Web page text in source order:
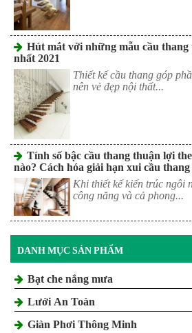
Hút mắt với những mẫu cầu thang
nhất 2021
Thiết kế cầu thang góp
nên vẻ đẹp nội thất...
Tính số bậc cầu thang thuận lợi
nào? Cách hóa giải hạn xui cầu thang
Khi thiết kế kiến trúc ngôi
công năng và cả phong...
DANH MỤC SẢN PHẨM
Bạt che nắng mưa
Lưới An Toàn
Giàn Phơi Thông Minh